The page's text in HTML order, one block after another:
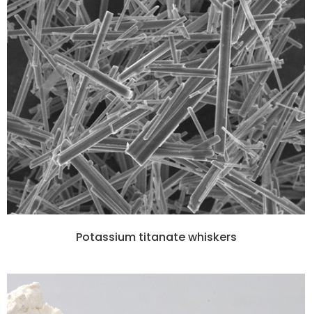
Potassium titanate whiskers